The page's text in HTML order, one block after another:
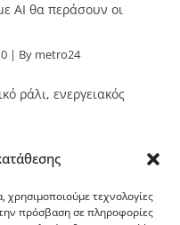
χρησιμοποιούμε τεχνολογίες
πρόσβαση σε πληροφορίες
AI θα περάσουν οι
By metro24
ράλι, ενεργειακός